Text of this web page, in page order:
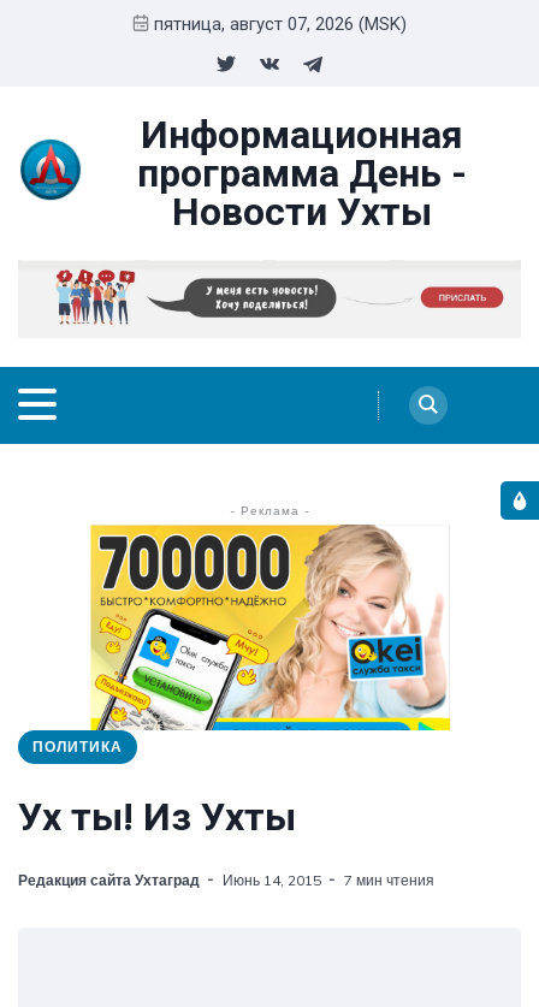
пятница, август 07, 2026 (MSK)
Информационная
программа День -
Новости Ухты
- Реклама -
ПОЛИТИКА
Ух ты! Из Ухты
Редакция сайта Ухтаград Июнь 14, 2015 7 мин чтения